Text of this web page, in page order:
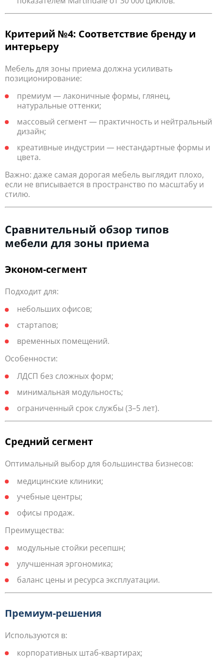
Критерий №4: Соответствие бренду и
интерьеру
Мебель для зоны приема должна усиливать
позиционирование:
премиум — лаконичные формы, глянец,
натуральные оттенки;
массовый сегмент — практичность и нейтральный
дизайн;
креативные индустрии — нестандартные формы и
цвета.
Важно: даже самая дорогая мебель выглядит плохо,
если не вписывается в пространство по масштабу и
стилю.
Сравнительный обзор типов
мебели для зоны приема
Эконом-сегмент
Подходит для:
небольших офисов;
стартапов;
временных помещений.
Особенности:
ЛДСП без сложных форм;
минимальная модульность;
ограниченный срок службы (3–5 лет).
Средний сегмент
Оптимальный выбор для большинства бизнесов:
медицинские клиники;
учебные центры;
офисы продаж.
Преимущества:
модульные стойки ресепшн;
улучшенная эргономика;
баланс цены и ресурса эксплуатации.
Премиум-решения
Используются в:
корпоративных штаб-квартирах;